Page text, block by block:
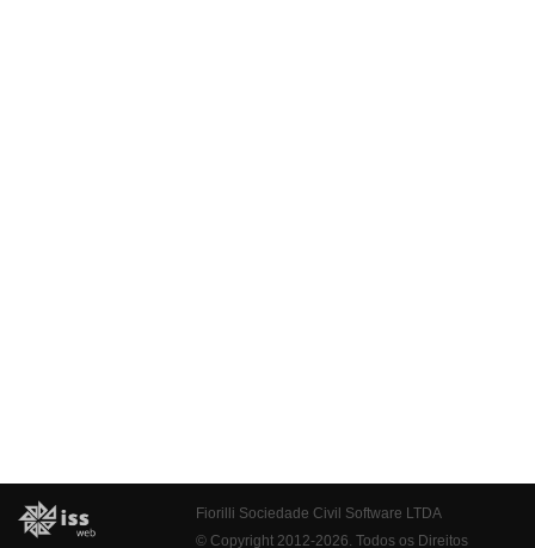
Fiorilli Sociedade Civil Software LTDA
© Copyright 2012-2026. Todos os Direitos